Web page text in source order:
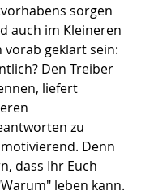
sorgen
auch im Kleineren
vorab geklärt sein:
Den Treiber
liefert
zu
Denn
dass Ihr Euch
leben kann.